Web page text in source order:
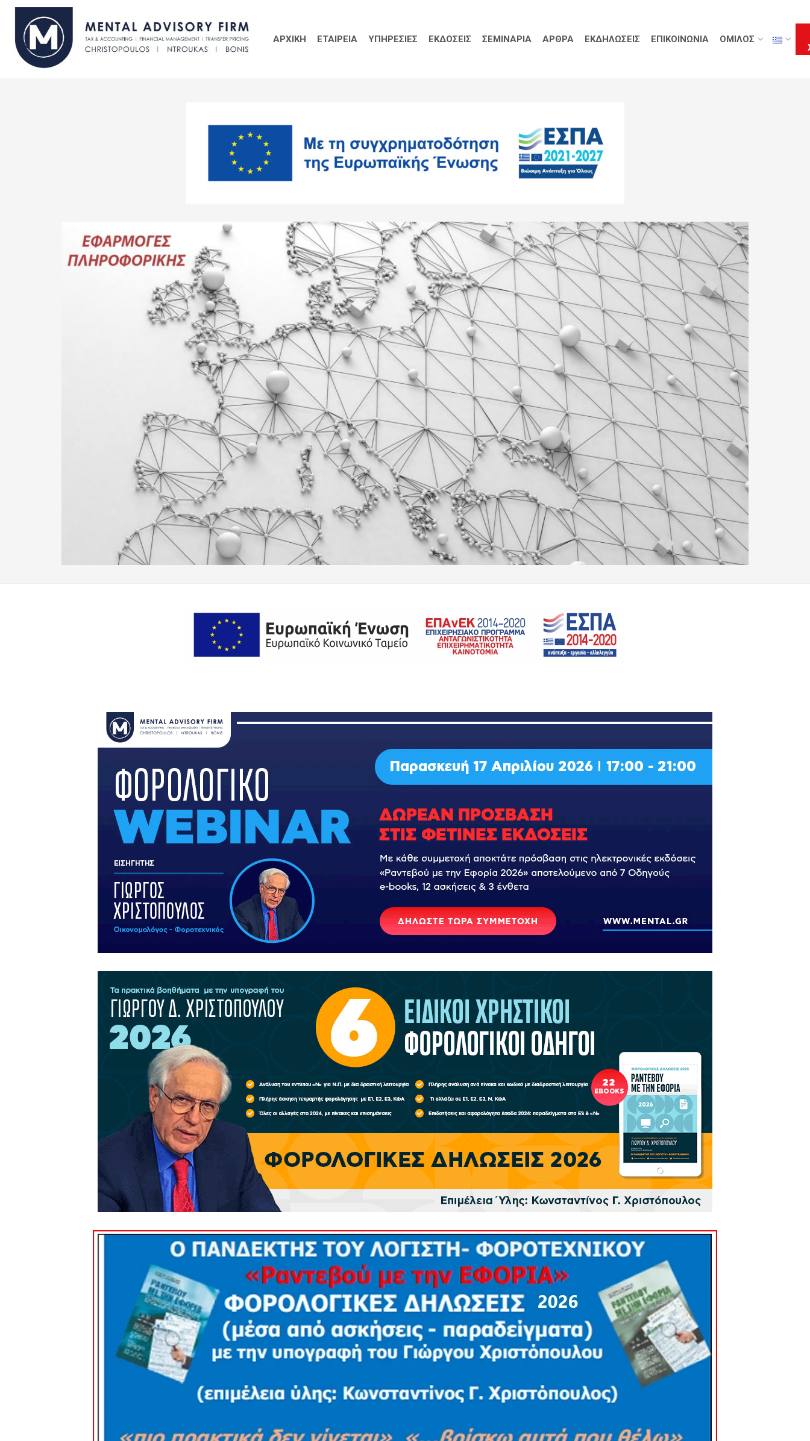
ΑΡΧΙΚΗ ΕΤΑΙΡΕΙΑ ΥΠΗΡΕΣΙΕΣ ΕΚΔΟΣΕΙΣ ΣΕΜΙΝΑΡΙΑ ΑΡΘΡΑ ΕΚΔΗΛΩΣΕΙΣ ΕΠΙΚΟΙΝΩΝΙΑ ΟΜΙΛΟΣ